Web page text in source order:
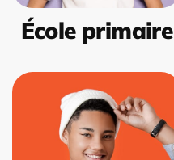
École primaire